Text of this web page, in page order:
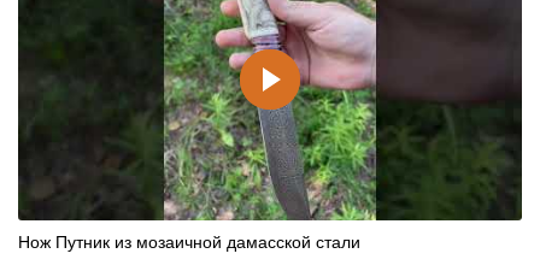
Нож Путник из мозаичной дамасской стали